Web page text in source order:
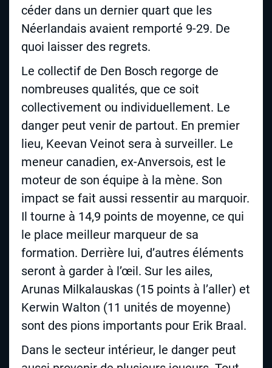
céder dans un dernier quart que les
Néerlandais avaient remporté 9-29. De
quoi laisser des regrets.
Le collectif de Den Bosch regorge de
nombreuses qualités, que ce soit
collectivement ou individuellement. Le
danger peut venir de partout. En premier
lieu, Keevan Veinot sera à surveiller. Le
meneur canadien, ex-Anversois, est le
moteur de son équipe à la mène. Son
impact se fait aussi ressentir au marquoir.
Il tourne à 14,9 points de moyenne, ce qui
le place meilleur marqueur de sa
formation. Derrière lui, d’autres éléments
seront à garder à l’œil. Sur les ailes,
Arunas Milkalauskas (15 points à l’aller) et
Kerwin Walton (11 unités de moyenne)
sont des pions importants pour Erik Braal.
Dans le secteur intérieur, le danger peut